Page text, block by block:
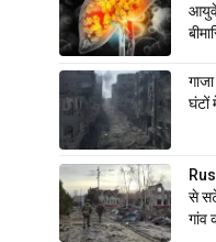
घंटों
से
गांव